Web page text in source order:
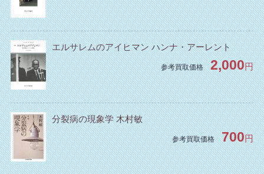
エルサレムのアイヒマン ハンナ・アーレント
参考買取価格 2,000円
分裂病の現象学 木村敏
参考買取価格 700円